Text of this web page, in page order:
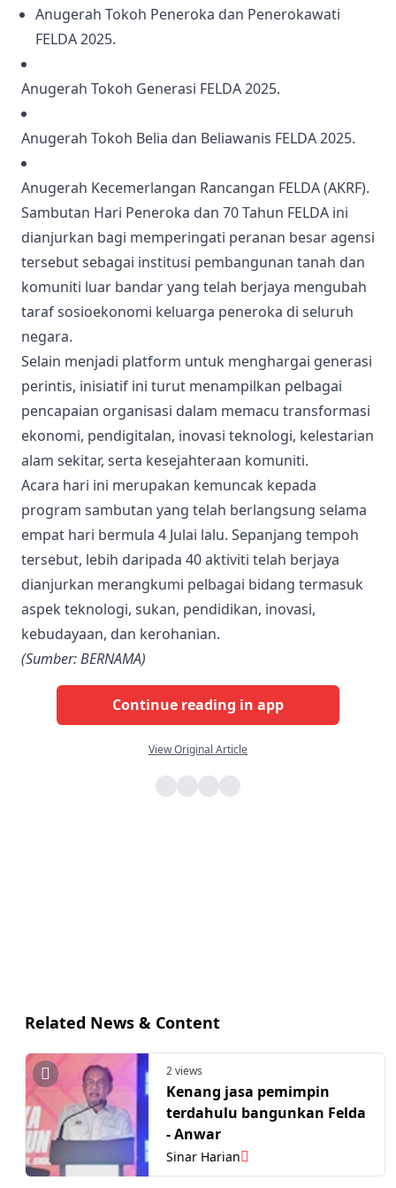
Anugerah Tokoh Peneroka dan Penerokawati
FELDA 2025.
Anugerah Tokoh Generasi FELDA 2025.
Anugerah Tokoh Belia dan Beliawanis FELDA 2025.
Anugerah Kecemerlangan Rancangan FELDA (AKRF).
Sambutan Hari Peneroka dan 70 Tahun FELDA ini
dianjurkan bagi memperingati peranan besar agensi
tersebut sebagai institusi pembangunan tanah dan
komuniti luar bandar yang telah berjaya mengubah
taraf sosioekonomi keluarga peneroka di seluruh
negara.
Selain menjadi platform untuk menghargai generasi
perintis, inisiatif ini turut menampilkan pelbagai
pencapaian organisasi dalam memacu transformasi
ekonomi, pendigitalan, inovasi teknologi, kelestarian
alam sekitar, serta kesejahteraan komuniti.
Acara hari ini merupakan kemuncak kepada
program sambutan yang telah berlangsung selama
empat hari bermula 4 Julai lalu. Sepanjang tempoh
tersebut, lebih daripada 40 aktiviti telah berjaya
dianjurkan merangkumi pelbagai bidang termasuk
aspek teknologi, sukan, pendidikan, inovasi,
kebudayaan, dan kerohanian.
(Sumber: BERNAMA)
Continue reading in app
View Original Article
Related News & Content
2 views
Kenang jasa pemimpin
terdahulu bangunkan Felda
- Anwar
Sinar Harian